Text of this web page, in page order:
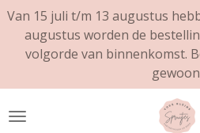
Ga
direct
naar
hoofdinhoud
Van 15 juli t/m 13 augustus
augustus worden de
volgorde van binnenkomst.